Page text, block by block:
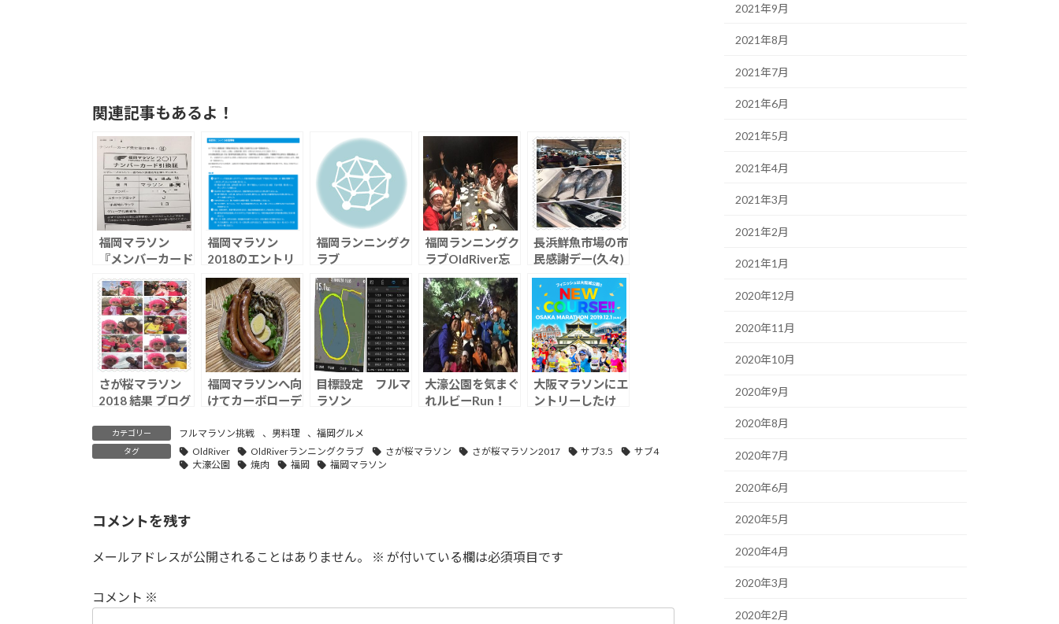
関連記事もあるよ！
福岡マラソン
『メンバーカード
引換証』
福岡マラソン
2018のエントリ
ー
福岡ランニングク
ラブ
OldRiver2017年
下半期セレクショ
ン！
福岡ランニングク
ラブOldRiver忘
年会
長浜鮮魚市場の市
民感謝デー(久々)
さが桜マラソン
2018 結果 ブログ
福岡マラソンへ向
けてカーボローデ
目標設定 フルマ
ラソン
大濠公園を気まぐ
れルビーRun！
大阪マラソンにエ
ントリーしたけ
カテゴリー フルマラソン挑戦 、 男料理 、福岡グルメ
タグ OldRiver OldRiverランニングクラブ さが桜マラソン さが桜マラソン2017 サブ3.5
サブ4
大濠公園
焼肉 福岡 福岡マラソン
コメントを残す
メールアドレスが公開されることはありません。 ※ が付いている欄は必須項目です
コメント ※
2021年9月
2021年8月
2021年7月
2021年6月
2021年5月
2021年4月
2021年3月
2021年2月
2021年1月
2020年12月
2020年11月
2020年10月
2020年9月
2020年8月
2020年7月
2020年6月
2020年5月
2020年4月
2020年3月
2020年2月